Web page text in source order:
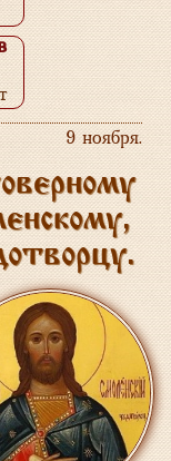
9 ноября.